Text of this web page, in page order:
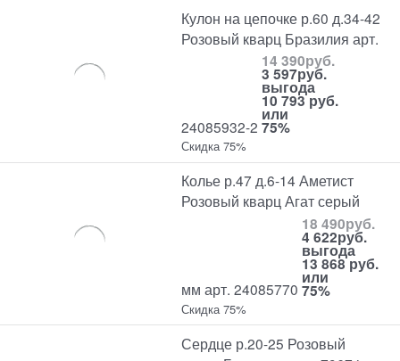
Кулон на цепочке р.60 д.34-42
Розовый кварц Бразилия арт.
24085932-2
14 390руб.
3 597руб.
выгода
10 793 руб.
или
75%
Скидка 75%
Колье р.47 д.6-14 Аметист
Розовый кварц Агат серый
мм арт. 24085770
18 490руб.
4 622руб.
выгода
13 868 руб.
или
75%
Скидка 75%
Сердце р.20-25 Розовый